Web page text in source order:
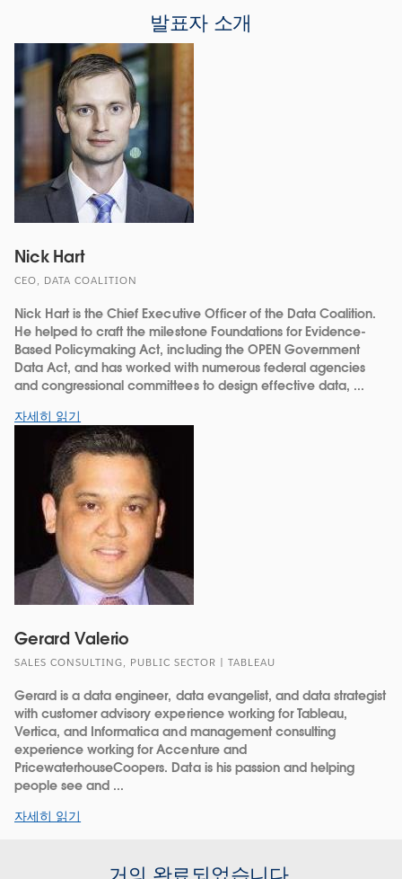
발표자 소개
Nick Hart
CEO, DATA COALITION
Nick Hart is the Chief Executive Officer of the Data Coalition.
He helped to craft the milestone Foundations for Evidence-
Based Policymaking Act, including the OPEN Government
Data Act, and has worked with numerous federal agencies
and congressional committees to design effective data, ...
자세히 읽기
Gerard Valerio
SALES CONSULTING, PUBLIC SECTOR | TABLEAU
Gerard is a data engineer, data evangelist, and data strategist
with customer advisory experience working for Tableau,
Vertica, and Informatica and management consulting
experience working for Accenture and
PricewaterhouseCoopers. Data is his passion and helping
people see and ...
자세히 읽기